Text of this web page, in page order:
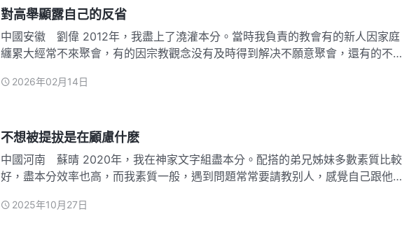
對高舉顯露自己的反省
中國安徽 劉偉 2012年，我盡上了澆灌本分。當時我負責的教會有的新人因家庭
纏累大經常不來聚會，有的因宗教觀念没有及時得到解决不願意聚會，還有的不願
禱告依靠神針對新人的問題找相關的神話語，通過打比方、舉例子等方式跟他們交
2026年02月14日
不想被提拔是在顧慮什麽
中國河南 蘇晴 2020年，我在神家文字組盡本分。配搭的弟兄姊妹多數素質比較
好，盡本分效率也高，而我素質一般，遇到問題常常要請教别人，感覺自己跟他們
難受，活在消極被動的情形中，甚至想離開那裏。因我的情形一直没有扭轉盡本分
2025年10月27日